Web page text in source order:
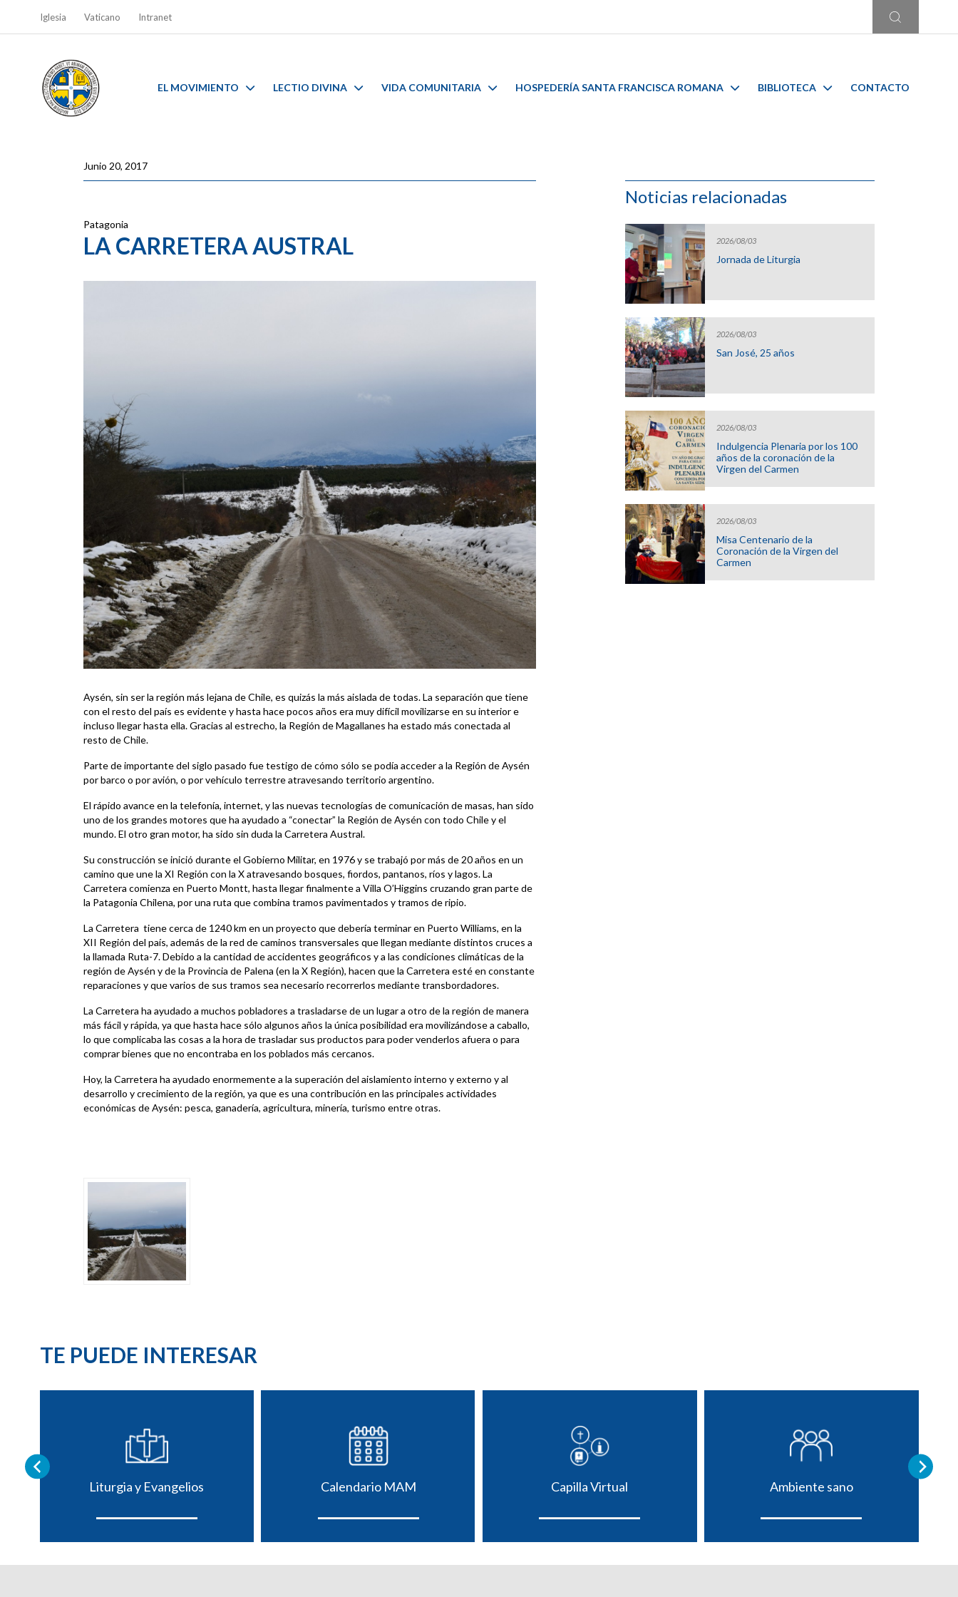
Iglesia Vaticano Intranet
EL MOVIMIENTO LECTIO DIVINA VIDA COMUNITARIA HOSPEDERÍA SANTA FRANCISCA ROMANA BIBLIOTECA CONTACTO
Junio 20, 2017
Patagonia
LA CARRETERA AUSTRAL
Aysén, sin ser la región más lejana de Chile, es quizás la más aislada de todas. La separación que tiene
con el resto del país es evidente y hasta hace pocos años era muy difícil movilizarse en su interior e
incluso llegar hasta ella. Gracias al estrecho, la Región de Magallanes ha estado más conectada al
resto de Chile.
Parte de importante del siglo pasado fue testigo de cómo sólo se podía acceder a la Región de Aysén
por barco o por avión, o por vehículo terrestre atravesando territorio argentino.
El rápido avance en la telefonía, internet, y las nuevas tecnologías de comunicación de masas, han sido
uno de los grandes motores que ha ayudado a “conectar” la Región de Aysén con todo Chile y el
mundo. El otro gran motor, ha sido sin duda la Carretera Austral.
Su construcción se inició durante el Gobierno Militar, en 1976 y se trabajó por más de 20 años en un
camino que une la XI Región con la X atravesando bosques, fiordos, pantanos, ríos y lagos. La
Carretera comienza en Puerto Montt, hasta llegar finalmente a Villa O’Higgins cruzando gran parte de
la Patagonia Chilena, por una ruta que combina tramos pavimentados y tramos de ripio.
La Carretera tiene cerca de 1240 km en un proyecto que debería terminar en Puerto Williams, en la
XII Región del país, además de la red de caminos transversales que llegan mediante distintos cruces a
la llamada Ruta-7. Debido a la cantidad de accidentes geográficos y a las condiciones climáticas de la
región de Aysén y de la Provincia de Palena (en la X Región), hacen que la Carretera esté en constante
reparaciones y que varios de sus tramos sea necesario recorrerlos mediante transbordadores.
La Carretera ha ayudado a muchos pobladores a trasladarse de un lugar a otro de la región de manera
más fácil y rápida, ya que hasta hace sólo algunos años la única posibilidad era movilizándose a caballo,
lo que complicaba las cosas a la hora de trasladar sus productos para poder venderlos afuera o para
comprar bienes que no encontraba en los poblados más cercanos.
Hoy, la Carretera ha ayudado enormemente a la superación del aislamiento interno y externo y al
desarrollo y crecimiento de la región, ya que es una contribución en las principales actividades
económicas de Aysén: pesca, ganadería, agricultura, minería, turismo entre otras.
Noticias relacionadas
2026/08/03
Jornada de Liturgia
2026/08/03
San José, 25 años
2026/08/03
Indulgencia Plenaria por los 100
años de la coronación de la
Virgen del Carmen
2026/08/03
Misa Centenario de la
Coronación de la Virgen del
Carmen
TE PUEDE INTERESAR
Liturgia y Evangelios Calendario MAM Capilla Virtual Ambiente sano